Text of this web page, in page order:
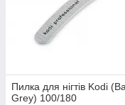
Пилка для нігтів Kodi
Grey) 100/180